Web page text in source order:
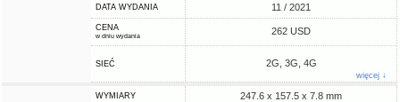
DATA WYDANIA 11 / 2021
CENA
w dniu wydania 262 USD
SIEĆ 2G, 3G, 4G
więcej ↓
WYMIARY 247.6 x 157.5 x 7.8 mm